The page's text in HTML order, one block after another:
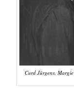
Curd Jürgens,